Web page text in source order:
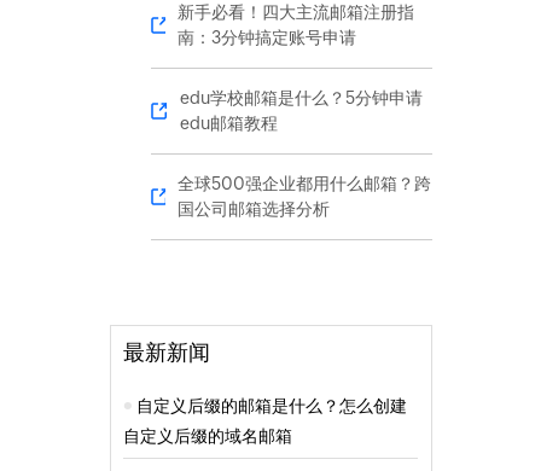
新手必看！四大主流邮箱注册指
南：3分钟搞定账号申请
edu学校邮箱是什么？5分钟申请
edu邮箱教程
全球500强企业都用什么邮箱？跨
国公司邮箱选择分析
最新新闻
自定义后缀的邮箱是什么？怎么创建
自定义后缀的域名邮箱